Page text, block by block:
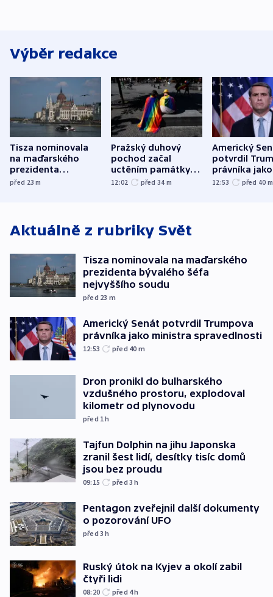
Výběr redakce
Tisza nominovala
na maďarského
prezidenta
bývalého šéfa
před 23m
Pražský duhový
pochod začal
uctěním památky
obětí berlínského
12:02 před 34 m
Americký
potvrdil
právníka jako
ministra
12:53 před 40 m
Aktuálně z rubriky Svět
Tisza nominovala na maďarského
prezidenta bývalého šéfa
nejvyššího soudu
před 23 m
Americký Senát potvrdil Trumpova
právníka jako ministra spravedlnosti
12:53 před 40 m
Dron pronikl do bulharského
vzdušného prostoru, explodoval
kilometr od plynovodu
před 1h
Tajfun Dolphin na jihu Japonska
zranil šest lidí, desítky tisíc domů
jsou bez proudu
09:15 před 3h
Pentagon zveřejnil další dokumenty
o pozorování UFO
před 3h
Ruský útok na Kyjev a okolí zabil
čtyři lidi
08:20 před 4h